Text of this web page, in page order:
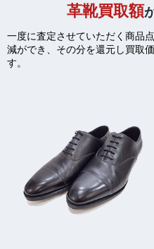
革靴買取額
一度に査定させていただく商品
減ができ、 その分を還元し買取
す。